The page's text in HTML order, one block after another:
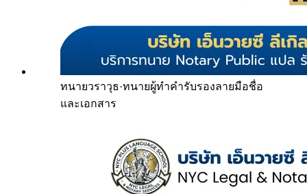
ทนายวราวุธ·ทนายผู้ทำคำรับรองลายมือชื่อ
และเอกสาร